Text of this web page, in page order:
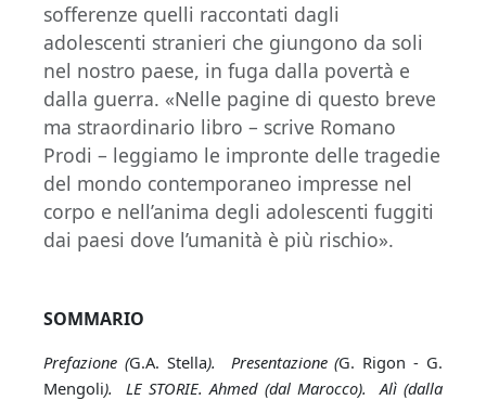
sofferenze quelli raccontati dagli
adolescenti stranieri che giungono da soli
nel nostro paese, in fuga dalla povertà e
dalla guerra. «Nelle pagine di questo breve
ma straordinario libro – scrive Romano
Prodi – leggiamo le impronte delle tragedie
del mondo contemporaneo impresse nel
corpo e nell’anima degli adolescenti fuggiti
dai paesi dove l’umanità è più rischio».
SOMMARIO
Prefazione (G.A. Stella). Presentazione (G. Rigon - G.
Mengoli). LE STORIE. Ahmed (dal Marocco). Alì (dalla